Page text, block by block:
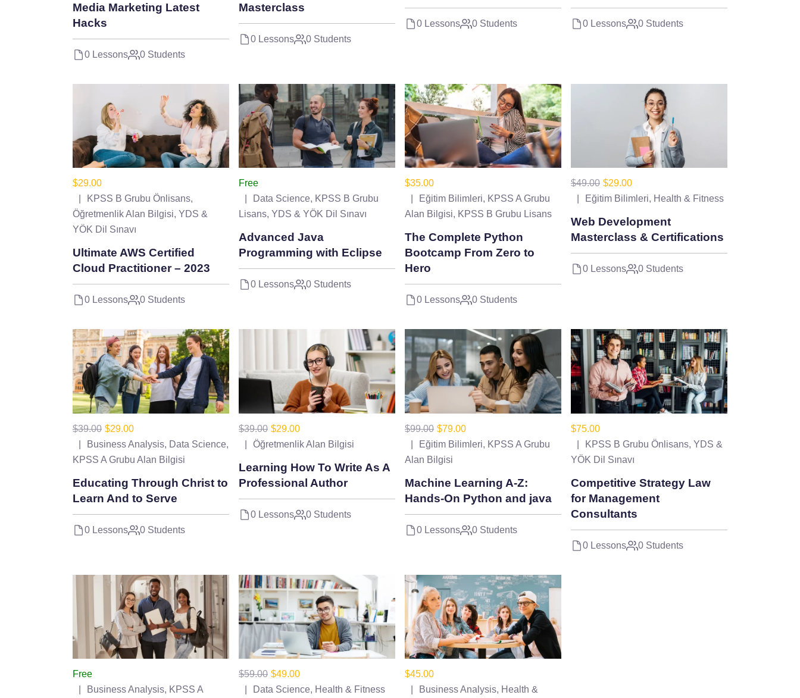
Media Marketing Latest
Hacks
0 Lessons 0 Students
Masterclass
0 Lessons 0 Students
0 Lessons 0 Students 0 Lessons 0 Students
$29.00
KPSS B Grubu Önlisans,
Öğretmenlik Alan Bilgisi, YDS &
YÖK Dil Sınavı
Ultimate AWS Certified
Cloud Practitioner – 2023
0 Lessons 0 Students
Free
Data Science, KPSS B Grubu
Lisans, YDS & YÖK Dil Sınavı
Advanced Java
Programming with Eclipse
0 Lessons 0 Students
$35.00
Eğitim Bilimleri, KPSS A Grubu
Alan Bilgisi, KPSS B Grubu Lisans
The Complete Python
Bootcamp From Zero to
Hero
0 Lessons 0 Students
$49.00 $29.00
Eğitim Bilimleri, Health & Fitness
Web Development
Masterclass & Certifications
0 Lessons 0 Students
$39.00 $29.00
Business Analysis, Data Science,
KPSS A Grubu Alan Bilgisi
Educating Through Christ to
Learn And to Serve
0 Lessons 0 Students
$39.00 $29.00
Öğretmenlik Alan Bilgisi
Learning How To Write As A
Professional Author
0 Lessons 0 Students
$99.00 $79.00
Eğitim Bilimleri, KPSS A Grubu
Alan Bilgisi
Machine Learning A-Z:
Hands-On Python and java
0 Lessons 0 Students
$75.00
KPSS B Grubu Önlisans, YDS &
YÖK Dil Sınavı
Competitive Strategy Law
for Management
Consultants
0 Lessons 0 Students
Free
Business Analysis, KPSS A
$59.00 $49.00
Data Science, Health & Fitness
$45.00
Business Analysis, Health &